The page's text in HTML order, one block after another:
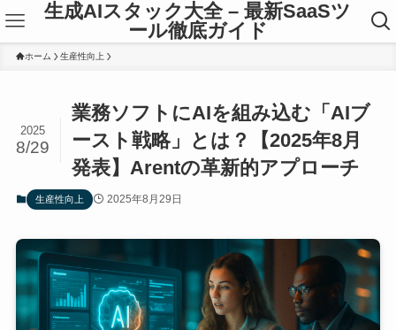
生成AIスタック大全 – 最新SaaSツ
ール徹底ガイド
ホーム 生産性向上
業務ソフトにAIを組み込む「AIブ
ースト戦略」とは？【2025年8月
発表】Arentの革新的アプローチ
2025
8/29
生産性向上 2025年8月29日